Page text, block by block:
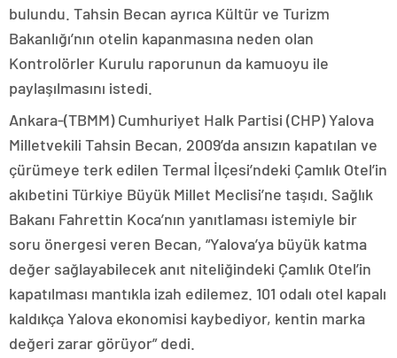
bulundu. Tahsin Becan ayrıca Kültür ve Turizm
Bakanlığı’nın otelin kapanmasına neden olan
Kontrolörler Kurulu raporunun da kamuoyu ile
paylaşılmasını istedi.
Ankara-(TBMM) Cumhuriyet Halk Partisi (CHP) Yalova
Milletvekili Tahsin Becan, 2009’da ansızın kapatılan ve
çürümeye terk edilen Termal İlçesi’ndeki Çamlık Otel’in
akıbetini Türkiye Büyük Millet Meclisi’ne taşıdı. Sağlık
Bakanı Fahrettin Koca’nın yanıtlaması istemiyle bir
soru önergesi veren Becan, “Yalova’ya büyük katma
değer sağlayabilecek anıt niteliğindeki Çamlık Otel’in
kapatılması mantıkla izah edilemez. 101 odalı otel kapalı
kaldıkça Yalova ekonomisi kaybediyor, kentin marka
değeri zarar görüyor” dedi.